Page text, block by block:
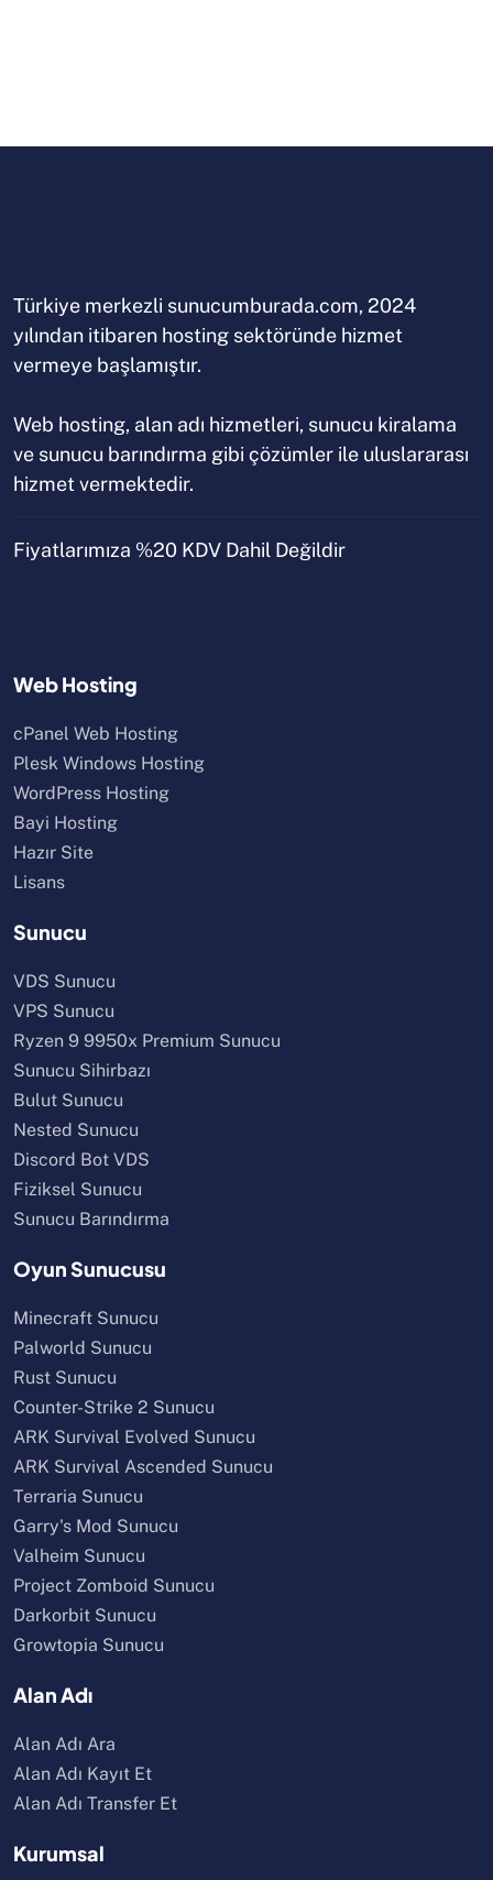
Türkiye merkezli sunucumburada.com, 2024
yılından itibaren hosting sektöründe hizmet
vermeye başlamıştır.
Web hosting, alan adı hizmetleri, sunucu kiralama
ve sunucu barındırma gibi çözümler ile uluslararası
hizmet vermektedir.
Fiyatlarımıza %20 KDV Dahil Değildir
Web Hosting
cPanel Web Hosting
Plesk Windows Hosting
WordPress Hosting
Bayi Hosting
Hazır Site
Lisans
Sunucu
VDS Sunucu
VPS Sunucu
Ryzen 9 9950x Premium Sunucu
Sunucu Sihirbazı
Bulut Sunucu
Nested Sunucu
Discord Bot VDS
Fiziksel Sunucu
Sunucu Barındırma
Oyun Sunucusu
Minecraft Sunucu
Palworld Sunucu
Rust Sunucu
Counter-Strike 2 Sunucu
ARK Survival Evolved Sunucu
ARK Survival Ascended Sunucu
Terraria Sunucu
Garry's Mod Sunucu
Valheim Sunucu
Project Zomboid Sunucu
Darkorbit Sunucu
Growtopia Sunucu
Alan Adı
Alan Adı Ara
Alan Adı Kayıt Et
Alan Adı Transfer Et
Kurumsal